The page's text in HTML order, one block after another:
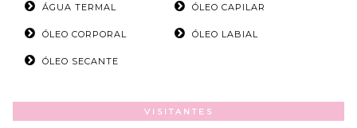
ÁGUA TERMAL ÓLEO CAPILAR
ÓLEO CORPORAL ÓLEO LABIAL
ÓLEO SECANTE
VISITANTES